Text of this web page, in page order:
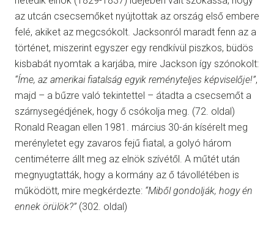
az utcán csecsemőket nyújtottak az ország első embere
felé, akiket az megcsókolt. Jacksonról maradt fenn az a
történet, miszerint egyszer egy rendkívül piszkos, büdös
kisbabát nyomtak a karjába, mire Jackson így szónokolt:
“Íme, az amerikai fiatalság egyik reményteljes képviselője!”,
majd – a bűzre való tekintettel – átadta a csecsemőt a
szárnysegédjének, hogy ő csókolja meg. (72. oldal)
Ronald Reagan ellen 1981. március 30-án kísérelt meg
merényletet egy zavaros fejű fiatal, a golyó három
centiméterre állt meg az elnök szívétől. A műtét után
megnyugtatták, hogy a kormány az ő távollétében is
működött, mire megkérdezte: “Miből gondolják, hogy én
ennek örülök?”(302. oldal)